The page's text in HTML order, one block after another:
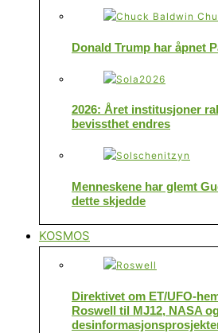
Donald Trump har åpnet
2026: Året institusjoner
bevissthet endres
Menneskene har glemt
dette skjedde
KOSMOS
Direktivet om ET/UFO-
Roswell til MJ12, NASA